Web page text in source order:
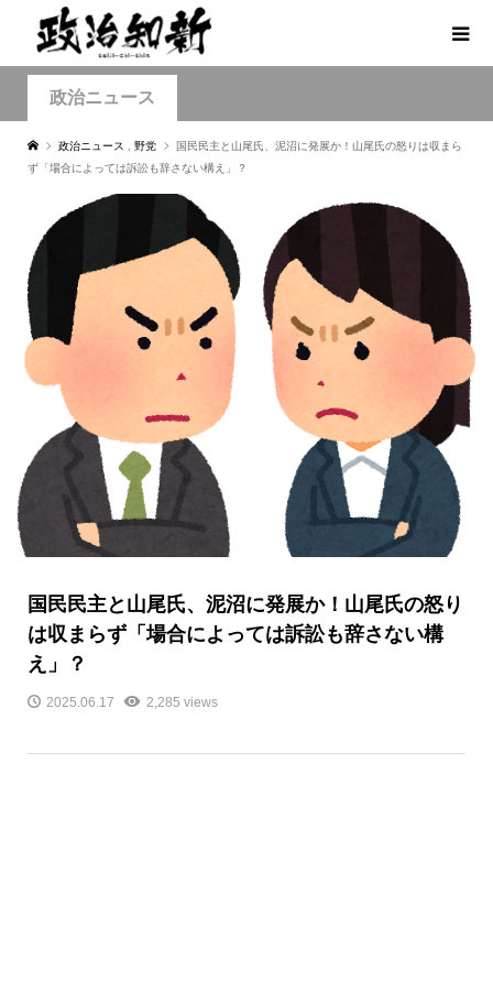
政治ニュース
政治ニュース 野党
国民民主と山尾氏、泥沼に発展か！山尾氏の怒りは収まら
ず「場合によっては訴訟も辞さない構え」？
国民民主と山尾氏、泥沼に発展か！山尾氏の怒り
は収まらず「場合によっては訴訟も辞さない構
え」？
2025.06.17 2,285 views